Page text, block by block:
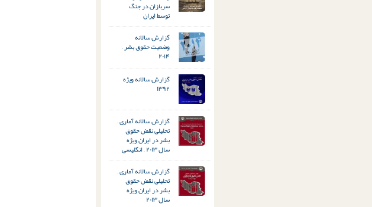
سربازان در جنگ
توسط ایران
گزارش سالانه
وضعیت حقوق بشر –
۲۰۱۴
گزارش سالانه ویژه
۱۳۹۲
گزارش سالانه آماری –
تحلیلی نقض حقوق
بشر در ایران ویژه
سال ۲۰۱۳ – انگلیسی
گزارش سالانه آماری –
تحلیلی نقض حقوق
بشر در ایران ویژه
سال ۲۰۱۳